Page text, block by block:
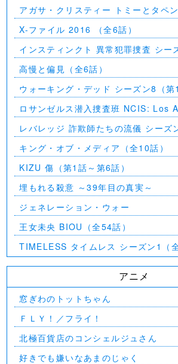
アガサ・クリスティー トミーとタペ
を－
X-ファイル 2016 （全6話）
インスティンクト 異常犯罪捜査 シー
高慢と偏見（全6話）
ウォーキング・デッド シーズン8（第
ロサンゼルス潜入捜査班 NCIS: Los
ン5（第2話～第24話）
レバレッジ 詐欺師たちの流儀 シーズ
キング・オブ・メディア（全10話）
KIZU 傷（第1話～第6話）
埋もれる殺意 ～39年目の真実～
ジェネレーション・ウォー
王女未央 BIOU（全54話）
TIMELESS タイムレス シーズン1（
アニメ
窓ぎわのトットちゃん
ＦＬＹ！／フライ！
北極百貨店のコンシェルジュさん
好きでも嫌いなあまのじゃく